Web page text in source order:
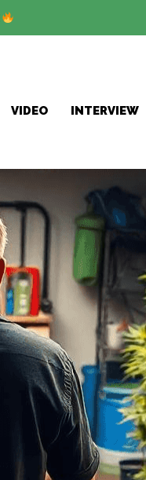
VIDEO
INTERVIEW